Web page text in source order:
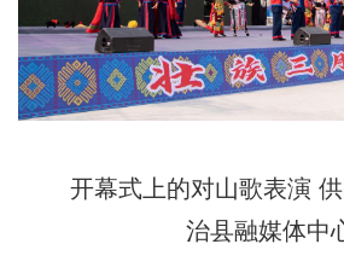
开幕式上的对山歌表演 供
治县融媒体中